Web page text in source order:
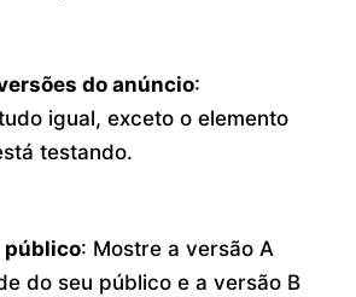
do anúncio:
igual, exceto o elemento
testando.
público: Mostre a versão A
do seu público e a versão B